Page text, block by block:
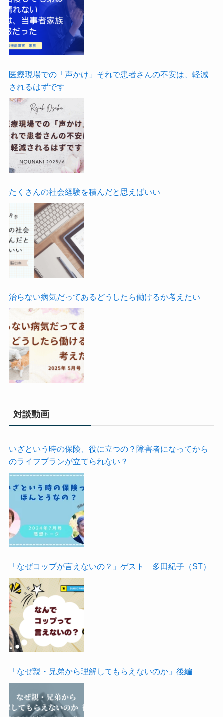
医療現場での「声かけ」それで患者さんの不安は、軽減
されるはずです
たくさんの社会経験を積んだと思えばいい
治らない病気だってあるどうしたら働けるか考えたい
対談動画
いざという時の保険、役に立つの？障害者になってから
のライフプランが立てられない？
「なぜコップが言えないの？」ゲスト 多田紀子（ST）
「なぜ親・兄弟から理解してもらえないのか」後編